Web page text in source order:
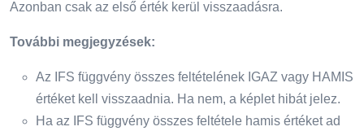
Azonban csak az első érték kerül visszaadásra.
További megjegyzések:
Az IFS függvény összes feltételének IGAZ vagy HAMIS
értéket kell visszaadnia. Ha nem, a képlet hibát jelez.
Ha az IFS függvény összes feltétele hamis értéket ad